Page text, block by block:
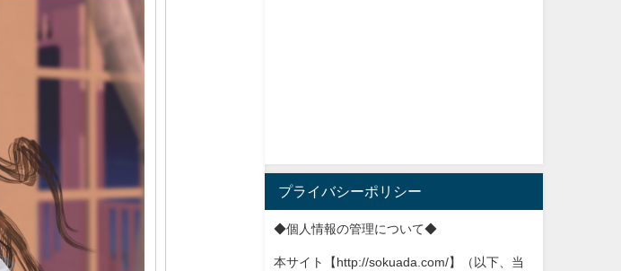
プライバシーポリシー
◆個人情報の管理について◆
本サイト【http://sokuada.com/】（以下、当